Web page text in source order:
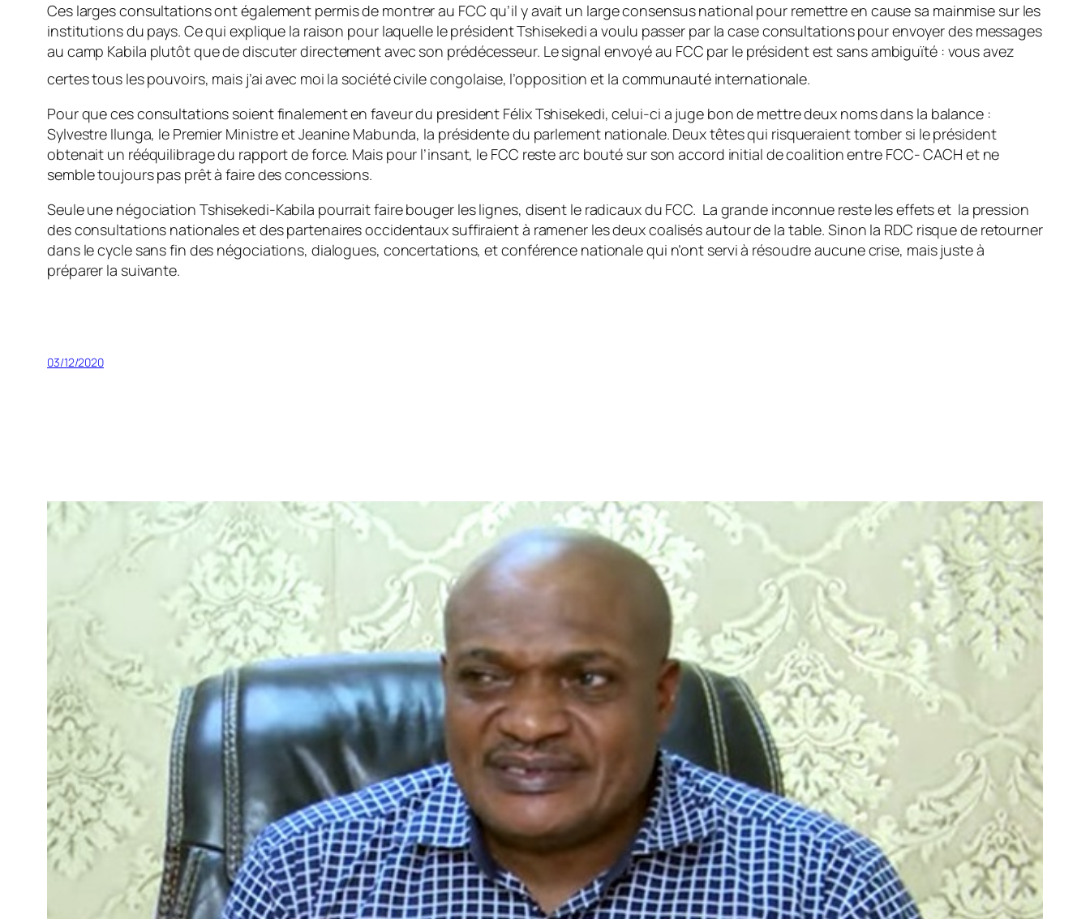
Ces larges consultations ont également permis de montrer au FCC qu’il y avait un large consensus national pour remettre en cause sa mainmise sur les
institutions du pays. Ce qui explique la raison pour laquelle le président Tshisekedi a voulu passer par la case consultations pour envoyer des messages
au camp Kabila plutôt que de discuter directement avec son prédécesseur. Le signal envoyé au FCC par le président est sans ambiguïté : vous avez
certes tous les pouvoirs, mais j’ai avec moi la société civile congolaise, l’opposition et la communauté internationale.
Pour que ces consultations soient finalement en faveur du president Félix Tshisekedi, celui-ci a juge bon de mettre deux noms dans la balance :
Sylvestre Ilunga, le Premier Ministre et Jeanine Mabunda, la présidente du parlement nationale. Deux têtes qui risqueraient tomber si le président
obtenait un rééquilibrage du rapport de force. Mais pour l’insant, le FCC reste arc bouté sur son accord initial de coalition entre FCC- CACH et ne
semble toujours pas prêt à faire des concessions.
Seule une négociation Tshisekedi-Kabila pourrait faire bouger les lignes, disent le radicaux du FCC. La grande inconnue reste les effets et la pression
des consultations nationales et des partenaires occidentaux suffiraient à ramener les deux coalisés autour de la table. Sinon la RDC risque de retourner
dans le cycle sans fin des négociations, dialogues, concertations, et conférence nationale qui n’ont servi à résoudre aucune crise, mais juste à
préparer la suivante.
03/12/2020